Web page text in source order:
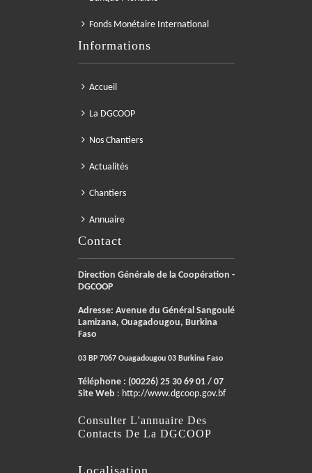
Fonds Monétaire International
Informations
Accueil
La DGCOOP
Nos Chantiers
Actualités
Chantiers
Annuaire
Contact
Direction Générale de la Coopération -
DGCOOP
Adresse: Avenue du Général Sangoulé
Lamizana, Ouagadougou, Burkina
Faso
03 BP 7067 Ouagadougou 03 Burkina Faso
Téléphone : (00226) 25 30 69 01 / 07
Site Web : http://www.dgcoop.gov.bf
Consulter L'annuaire Des
Contacts De La DGCOOP
Localisation